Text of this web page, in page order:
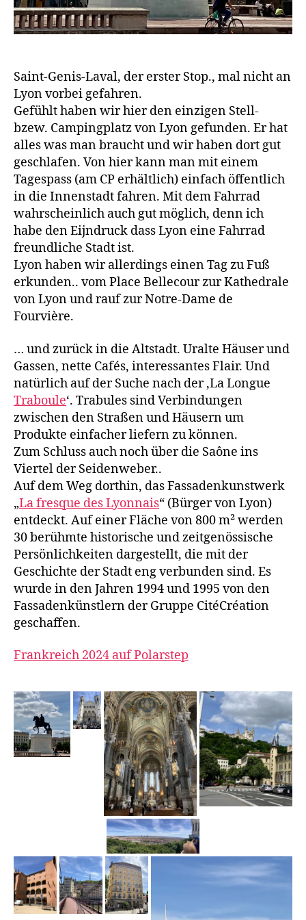
Saint-Genis-Laval, der erster Stop., mal nicht an
Lyon vorbei gefahren.
Gefühlt haben wir hier den einzigen Stell-
bzew. Campingplatz von Lyon gefunden. Er hat
alles was man braucht und wir haben dort gut
geschlafen. Von hier kann man mit einem
Tagespass (am CP erhältlich) einfach öffentlich
in die Innenstadt fahren. Mit dem Fahrrad
wahrscheinlich auch gut möglich, denn ich
habe den Eijndruck dass Lyon eine Fahrrad
freundliche Stadt ist.
Lyon haben wir allerdings einen Tag zu Fuß
erkunden.. vom Place Bellecour zur Kathedrale
von Lyon und rauf zur Notre-Dame de
Fourvière.
… und zurück in die Altstadt. Uralte Häuser und
Gassen, nette Cafés, interessantes Flair. Und
natürlich auf der Suche nach der ‚La Longue
Traboule‘. Trabules sind Verbindungen
zwischen den Straßen und Häusern um
Produkte einfacher liefern zu können.
Zum Schluss auch noch über die Saône ins
Viertel der Seidenweber..
Auf dem Weg dorthin, das Fassadenkunstwerk
„La fresque des Lyonnais“ (Bürger von Lyon)
entdeckt. Auf einer Fläche von 800 m² werden
30 berühmte historische und zeitgenössische
Persönlichkeiten dargestellt, die mit der
Geschichte der Stadt eng verbunden sind. Es
wurde in den Jahren 1994 und 1995 von den
Fassadenkünstlern der Gruppe CitéCréation
geschaffen.
Frankreich 2024 auf Polarstep
r
a
n
kr
ei